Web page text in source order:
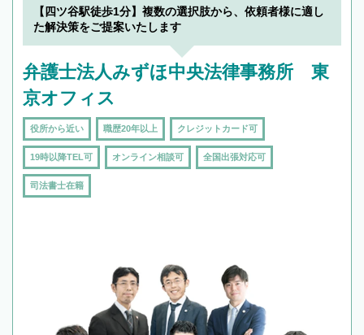
【四ツ谷駅徒歩1分】複数の選択肢から、依頼者様に適し
た解決策をご提案いたします
弁護士法人みずほ中央法律事務所 東
京オフィス
役所から近い 職歴20年以上 クレジットカード可
19時以降TEL可 オンライン相談可 全国出張対応可
司法書士在籍